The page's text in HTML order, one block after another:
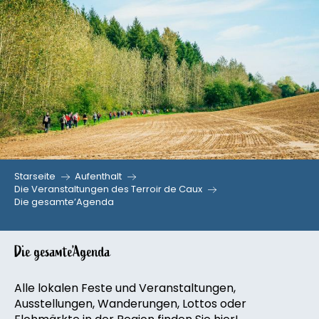
Aller
au
contenu
principal
Starseite
Aufenthalt
Die Veranstaltungen des Terroir de Caux
Die gesamte’Agenda
Die gesamte’Agenda
Alle lokalen Feste und Veranstaltungen,
Ausstellungen, Wanderungen, Lottos oder